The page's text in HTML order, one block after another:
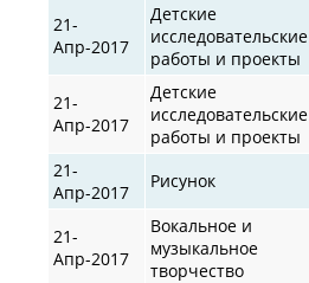
21-
Апр-2017
Детские
исследовательские
работы и проекты
21-
Апр-2017
Детские
исследовательские
работы и проекты
21-
Апр-2017
Рисунок
21-
Апр-2017
Вокальное и
музыкальное
творчество